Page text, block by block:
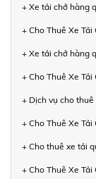
+ Xe tải chở hàng
+ Cho Thuê Xe Tải
+ Xe tải chở hàng
+ Cho Thuê Xe
+ Dịch vụ cho
+ Cho Thuê Xe
+ Cho thuê xe tải
+ Cho Thuê Xe Tải